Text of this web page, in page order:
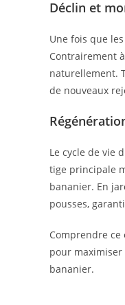
Déclin et
Une fois que
Contrairement
naturellement.
de nouveaux
Le cycle de vie
tige principale
bananier. En
pousses,
Comprendre
pour
bananier.